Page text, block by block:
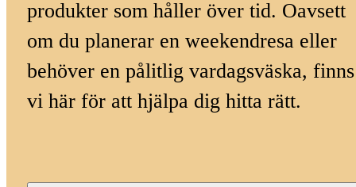
produkter som håller över tid. Oavsett
om du planerar en weekendresa eller
behöver en pålitlig vardagsväska, finns
vi här för att hjälpa dig hitta rätt.